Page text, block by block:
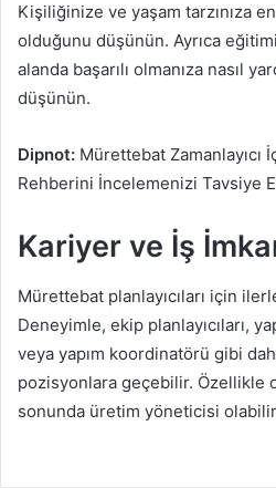
Kişiliğinize ve yaşam tarzınıza
olduğunu düşünün. Ayrıca
alanda başarılı olmanıza nasıl
düşünün.
Dipnot: Mürettebat Zamanlayıcı
Rehberini İncelemenizi Tavsiye
Kariyer ve İş
Mürettebat planlayıcıları için
Deneyimle, ekip planlayıcıları,
veya yapım koordinatörü gibi
pozisyonlara geçebilir. Özellikle
sonunda üretim yöneticisi